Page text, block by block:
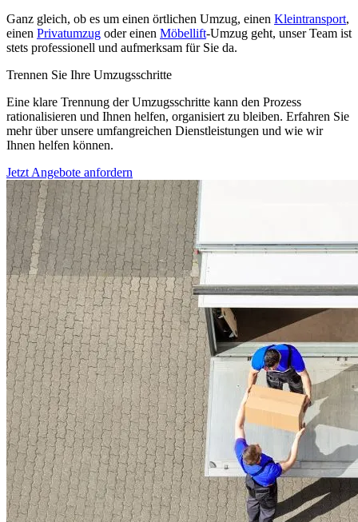
Ganz gleich, ob es um einen örtlichen Umzug, einen Kleintransport,
einen Privatumzug oder einen Möbellift-Umzug geht, unser Team ist
stets professionell und aufmerksam für Sie da.
Trennen Sie Ihre Umzugsschritte
Eine klare Trennung der Umzugsschritte kann den Prozess
rationalisieren und Ihnen helfen, organisiert zu bleiben. Erfahren Sie
mehr über unsere umfangreichen Dienstleistungen und wie wir
Ihnen helfen können.
Jetzt Angebote anfordern